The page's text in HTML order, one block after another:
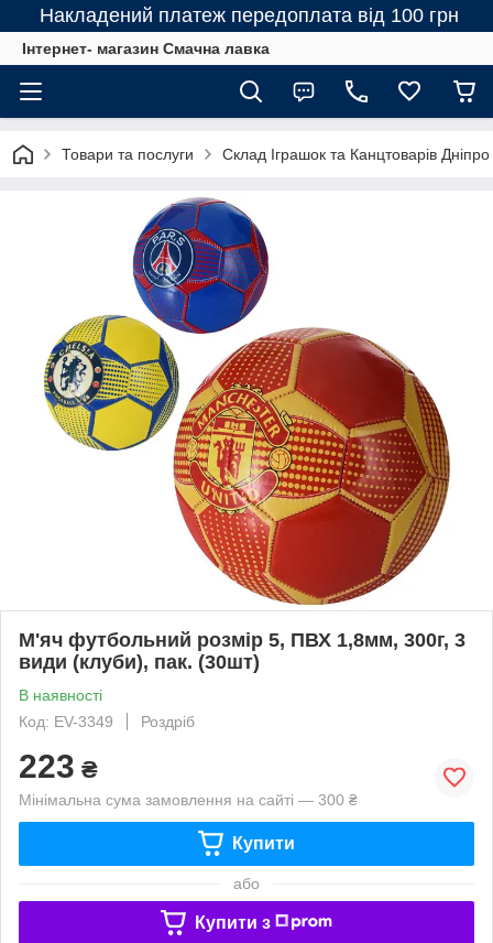
Накладений платеж передоплата від 100 грн
Інтернет- магазин Смачна лавка
Товари та послуги Склад Іграшок та Канцтоварів Дніпро
М'яч футбольний розмір 5, ПВХ 1,8мм, 300г, 3
види (клуби), пак. (30шт)
В наявності
Код: EV-3349
Роздріб
223 ₴
Мінімальна сума замовлення на сайті — 300 ₴
Купити
або
Купити з